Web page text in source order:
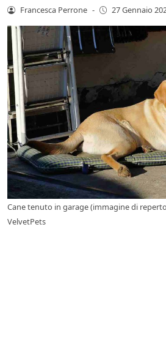
Francesca Perrone - 27 Gennaio
Cane tenuto in garage (immagine di
VelvetPets